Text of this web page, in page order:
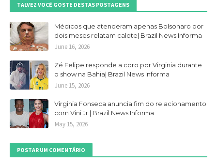
TALVEZ VOCÊ GOSTE DESTAS POSTAGENS
Médicos que atenderam apenas Bolsonaro por
dois meses relatam calote| Brazil News Informa
June 16, 2026
Zé Felipe responde a coro por Virginia durante
o show na Bahia| Brazil News Informa
June 15, 2026
Virginia Fonseca anuncia fim do relacionamento
com Vini Jr.| Brazil News Informa
May 15, 2026
POSTAR UM COMENTÁRIO